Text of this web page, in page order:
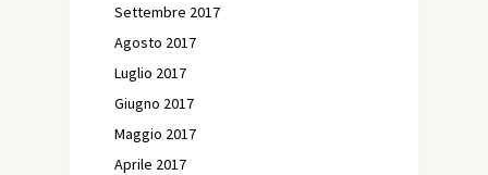
Settembre 2017
Agosto 2017
Luglio 2017
Giugno 2017
Maggio 2017
Aprile 2017